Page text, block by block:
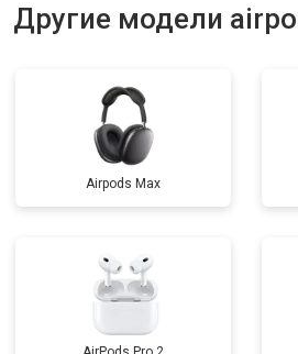
Другие модели
Airpods Max